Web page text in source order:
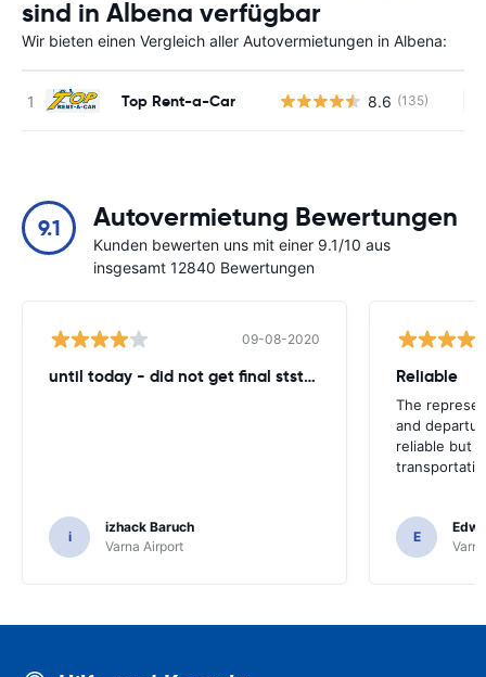
sind in Albena verfügbar
Wir bieten einen Vergleich aller Autovermietungen in Albena:
Top Rent-a-Car 8.6 (135)
9.1 Autovermietung Bewertungen
Kunden bewerten uns mit einer 9.1/10 aus
insgesamt 12840 Bewertungen
09-08-2020
until today - did not get final ststemant of the rent !!
i
izhack Baruch
Varna Airport
Reliable
The
and
reliable but
E